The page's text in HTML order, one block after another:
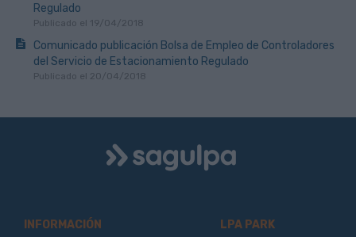
Regulado
Publicado el 19/04/2018
Comunicado publicación Bolsa de Empleo de Controladores
del Servicio de Estacionamiento Regulado
Publicado el 20/04/2018
Logo
Sagulpa
INFORMACIÓN
LPA PARK